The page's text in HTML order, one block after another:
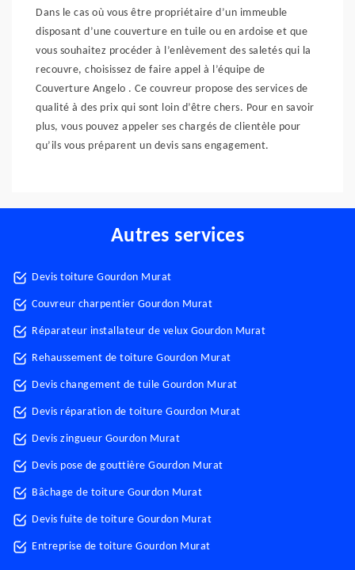
Dans le cas où vous être propriétaire d’un immeuble
disposant d’une couverture en tuile ou en ardoise et que
vous souhaitez procéder à l’enlèvement des saletés qui la
recouvre, choisissez de faire appel à l’équipe de
Couverture Angelo . Ce couvreur propose des services de
qualité à des prix qui sont loin d’être chers. Pour en savoir
plus, vous pouvez appeler ses chargés de clientèle pour
qu’ils vous préparent un devis sans engagement.
Autres services
Devis toiture Gourdon Murat
Couvreur charpentier Gourdon Murat
Réparateur installateur de velux Gourdon Murat
Rehaussement de toiture Gourdon Murat
Devis changement de tuile Gourdon Murat
Devis réparation de toiture Gourdon Murat
Devis zingueur Gourdon Murat
Devis pose de gouttière Gourdon Murat
Bâchage de toiture Gourdon Murat
Devis fuite de toiture Gourdon Murat
Entreprise de toiture Gourdon Murat